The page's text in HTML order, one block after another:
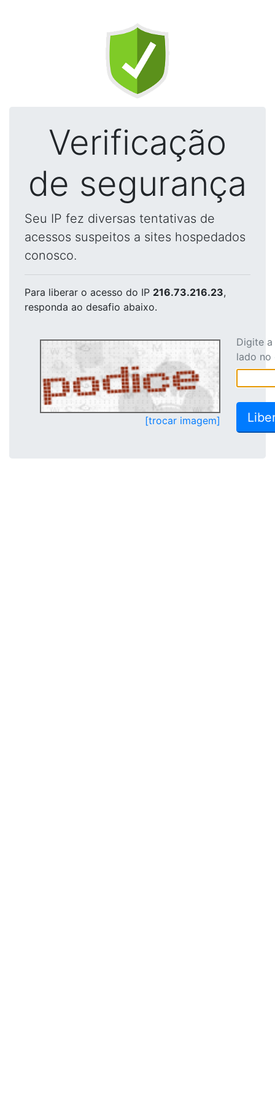
Verificação
de segurança
Seu IP fez diversas tentativas de
acessos suspeitos a sites hospedados
conosco.
Para liberar o acesso do IP 216.73.216.23,
responda ao desafio abaixo.
[trocar imagem]
Digite
lado no